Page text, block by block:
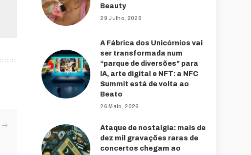
Beauty
29 Julho, 2026
A Fábrica dos Unicórnios vai
ser transformada num
“parque de diversões” para
IA, arte digital e NFT: a NFC
Summit está de volta ao
Beato
26 Maio, 2026
Ataque de nostalgia: mais de
dez mil gravações raras de
concertos chegam ao